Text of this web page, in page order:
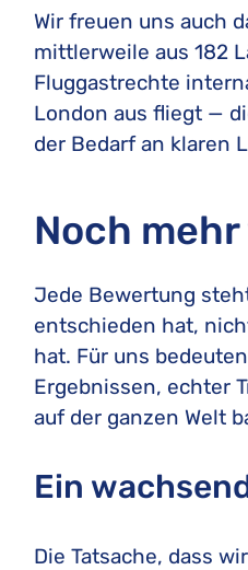
Wir freuen uns auch
mittlerweile aus 182
Fluggastrechte
London aus fliegt —
der Bedarf an klaren
Noch
Jede Bewertung
entschieden hat,
hat. Für uns bedeuten
Ergebnissen, echter
auf der ganzen Welt
Ein
Die Tatsache, dass